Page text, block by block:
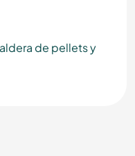
de pellets y